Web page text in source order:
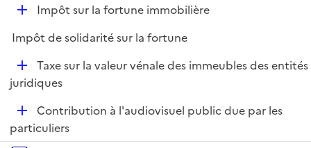
p
i
e
r
D
p
i
e
Impôt sur la fortune immobilière
Impôt de solidarité sur la fortune
D
é
i
Taxe sur la valeur vénale des immeubles des entités
juridiques
D
é
p
Contribution à l'audiovisuel public due par les
particuliers